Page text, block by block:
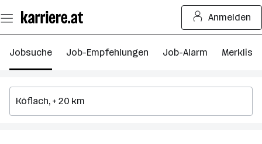
Seiteninhalt
springen
Anmelden
Jobsuche Job-Empfehlungen Job-Alarm Merkliste